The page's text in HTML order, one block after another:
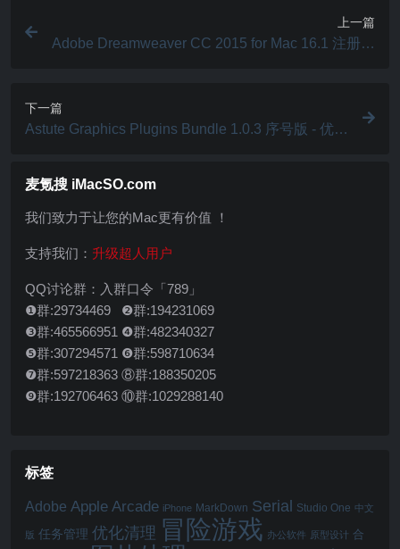
上一篇
Adobe Dreamweaver CC 2015 for Mac 16.1 注册版
下一篇
Astute Graphics Plugins Bundle 1.0.3 序号版 - 优秀
麦氪搜 iMacSO.com
我们致力于让您的Mac更有价值 ！
支持我们： 升级超人用户
QQ讨论群：入群口令「789」
❶群:29734469 ❷群:194231069
❸群:465566951 ❹群:482340327
❺群:307294571 ❻群:598710634
❼群:597218363 ⑧群:188350205
❾群:192706463 ⑩群:1029288140
标签
Adobe Apple Arcade iPhone MarkDown Serial Studio One 中文
版 任务管理 优化清理 冒险游戏 办公软件 原型设计 合